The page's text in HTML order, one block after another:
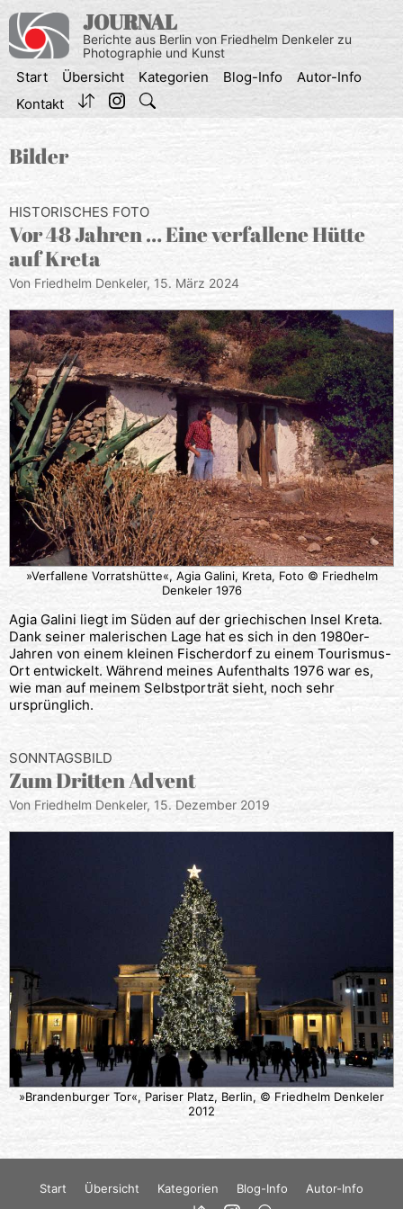
Inhalt
springen
JOURNAL
Berichte aus Berlin von Friedhelm Denkeler zu
Photographie und Kunst
Start Übersicht Kategorien Blog-Info
Autor-Info
Kontakt
Bilder
HISTORISCHES FOTO
Vor 48 Jahren … Eine verfallene Hütte
auf Kreta
Von Friedhelm Denkeler, 15. März 2024
»Verfallene Vorratshütte«, Agia Galini, Kreta, Foto © Friedhelm
Denkeler 1976
Agia Galini liegt im Süden auf der griechischen Insel Kreta.
Dank seiner malerischen Lage hat es sich in den 1980er-
Jahren von einem kleinen Fischerdorf zu einem Tourismus-
Ort entwickelt. Während meines Aufenthalts 1976 war es,
wie man auf meinem Selbstporträt sieht, noch sehr
ursprünglich.
SONNTAGSBILD
Zum Dritten Advent
Von Friedhelm Denkeler, 15. Dezember 2019
»Brandenburger Tor«, Pariser Platz, Berlin, © Friedhelm Denkeler
2012
Start Übersicht Kategorien Blog-Info
Autor-Info